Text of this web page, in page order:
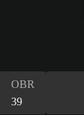
OBR
39